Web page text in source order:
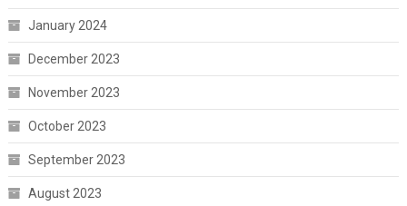
January 2024
December 2023
November 2023
October 2023
September 2023
August 2023